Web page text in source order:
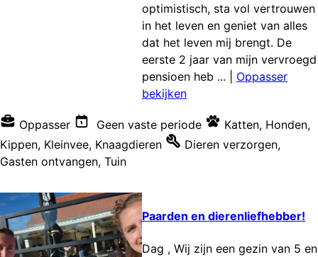
optimistisch, sta vol vertrouwen
in het leven en geniet van alles
dat het leven mij brengt. De
eerste 2 jaar van mijn vervroegd
pensioen heb ...
Oppasser
bekijken
Oppasser Geen vaste periode Katten, Honden,
Kippen, Kleinvee, Knaagdieren Dieren verzorgen,
Gasten ontvangen, Tuin
Paarden en dierenliefhebber!
Dag , Wij zijn een gezin van 5 en